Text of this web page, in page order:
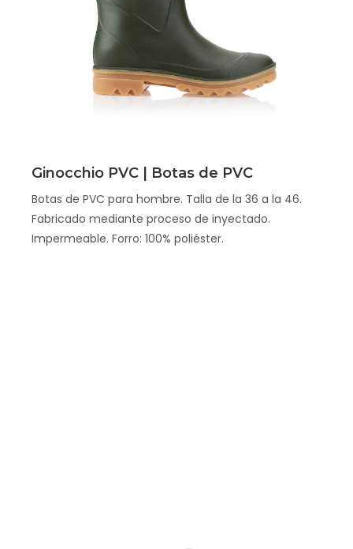
Scopri
Ginocchio PVC | Botas de PVC
Botas de PVC para hombre. Talla de la 36 a la 46.
Fabricado mediante proceso de inyectado.
Impermeable. Forro: 100% poliéster.